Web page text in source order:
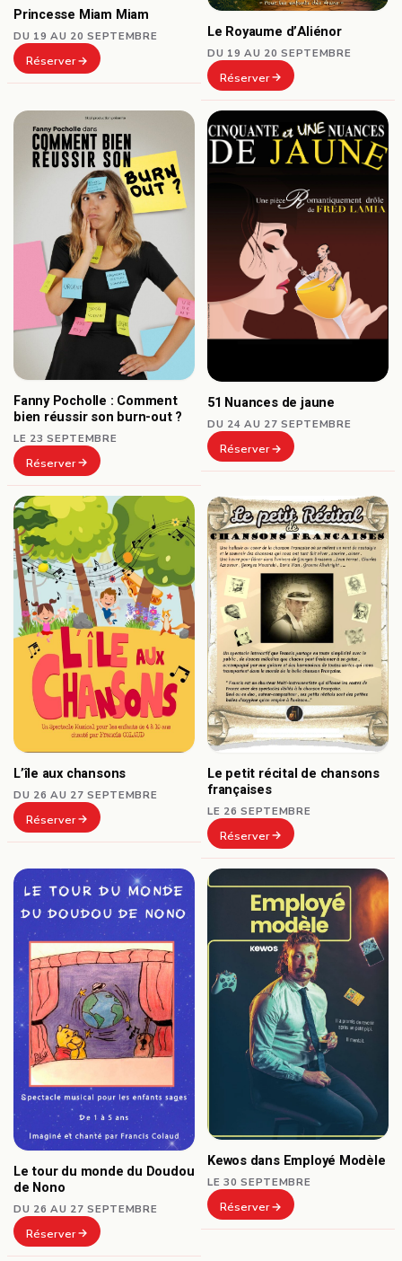
Princesse Miam Miam
DU 19 AU 20 SEPTEMBRE
Réserver
Le Royaume d’Aliénor
DU 19 AU 20 SEPTEMBRE
Réserver
Fanny Pocholle : Comment
bien réussir son burn-out ?
LE 23 SEPTEMBRE
Réserver
51 Nuances de jaune
DU 24 AU 27 SEPTEMBRE
Réserver
L’île aux chansons
DU 26 AU 27 SEPTEMBRE
Réserver
Le petit récital de chansons
françaises
LE 26 SEPTEMBRE
Réserver
Le tour du monde du Doudou
de Nono
DU 26 AU 27 SEPTEMBRE
Réserver
Kewos dans Employé Modèle
LE 30 SEPTEMBRE
Réserver